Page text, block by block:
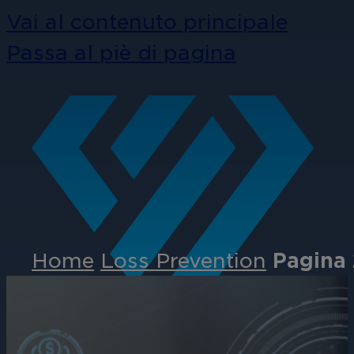
Home Loss Prevention Pagina